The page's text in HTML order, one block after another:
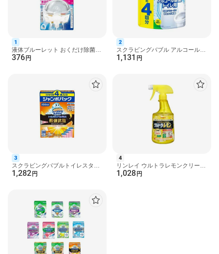
1
液体ブルーレット おくだけ除菌
EX 黒ズミ対策 本体 無香料 67ml
376 円
2
スクラビングバブル アルコール除
菌 トイレ用 プッシュ式 詰め替え
1,131 円
3
スクラビングバブルトイレスタン
プフレグランス最強抗菌クリスピ
1,282 円
4
リンレイ ウルトラレモンクリーナ
ー 700ml 【リンレイ】 掃除用洗
1,028 円